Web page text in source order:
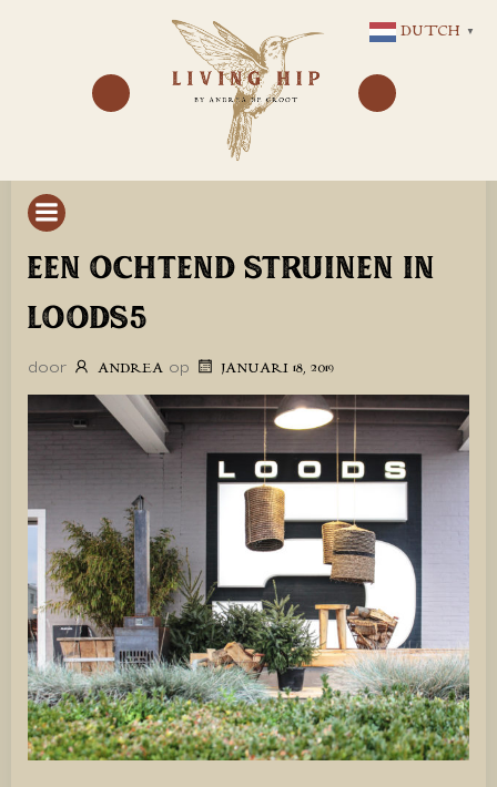
NAAR
DE
INHOUD
EEN OCHTEND STRUINEN IN
LOODS5
door ANDREA op JANUARI 18, 2019
DUTCH ▼